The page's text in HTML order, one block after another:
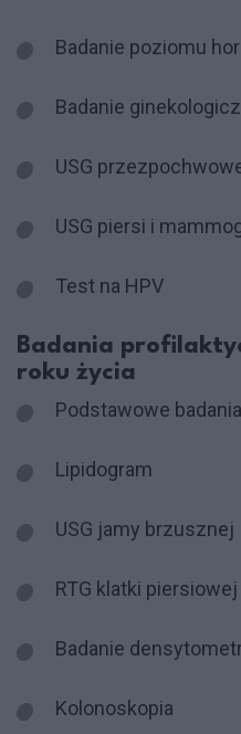
Badanie poziomu
Badanie
USG
USG piersi i
Test na HPV
Badania
roku życia
Podstawowe
Lipidogram
USG jamy brzusznej
RTG klatki piersiowej
Badanie
Kolonoskopia